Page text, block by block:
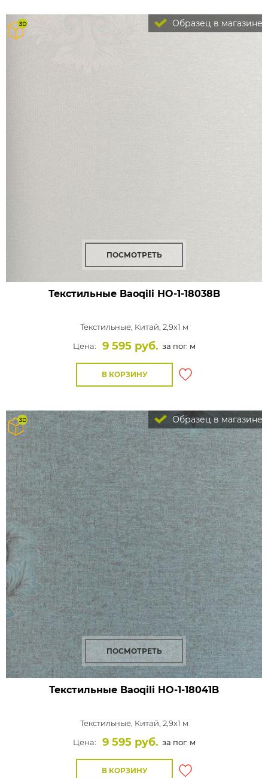
Образец в магазине
ПОСМОТРЕТЬ
Текстильные Baoqili HO-1-18038B
Текстильные, Китай, 2,9x1 м
Цена:
9 595 руб. за пог. м
В КОРЗИНУ
Образец в магазине
ПОСМОТРЕТЬ
Текстильные Baoqili HO-1-18041B
Текстильные, Китай, 2,9x1 м
Цена:
9 595 руб. за пог. м
В КОРЗИНУ